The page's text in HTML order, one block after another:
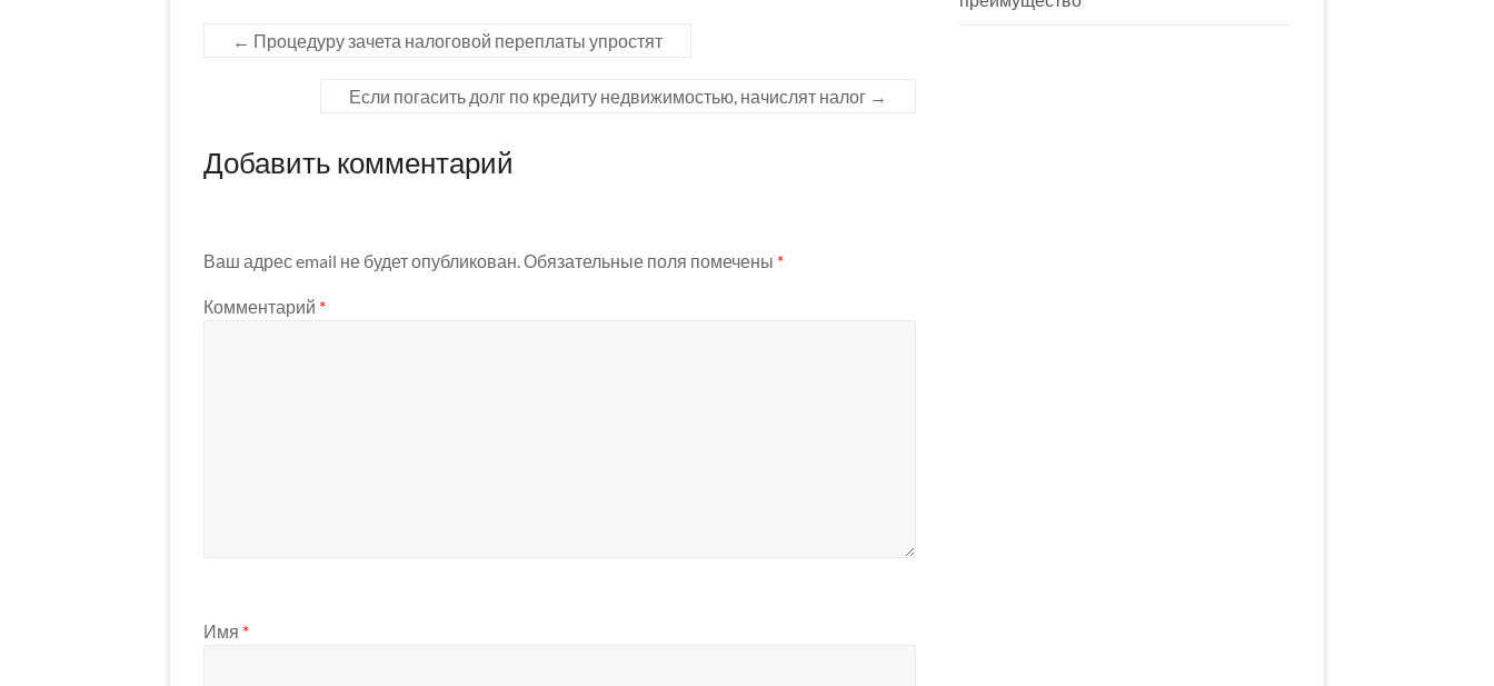
← Процедуру зачета налоговой переплаты упростят
Если погасить долг по кредиту недвижимостью, начислят налог →
Добавить комментарий
Ваш адрес email не будет опубликован. Обязательные поля помечены *
Комментарий *
Имя *